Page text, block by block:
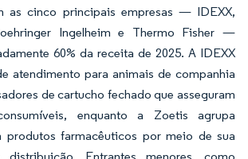
as cinco principais empresas — IDEXX,
Ingelheim e Thermo Fisher —
60% da receita de 2025. A IDEXX
atendimento para animais de companhia
de cartucho fechado que asseguram
enquanto a Zoetis agrupa
produtos farmacêuticos por meio de sua